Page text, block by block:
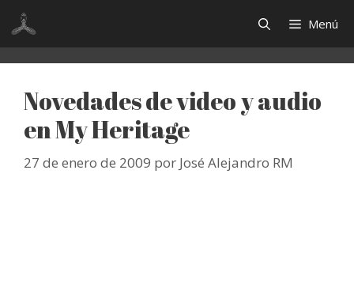
Saltar
contenido
Menú
Novedades de video y audio
en My Heritage
27 de enero de 2009 por José Alejandro RM